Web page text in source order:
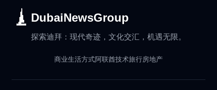
DubaiNewsGroup
探索迪拜：现代奇迹，文化交汇，机遇无限。
商业生活方式阿联酋技术旅行房地产